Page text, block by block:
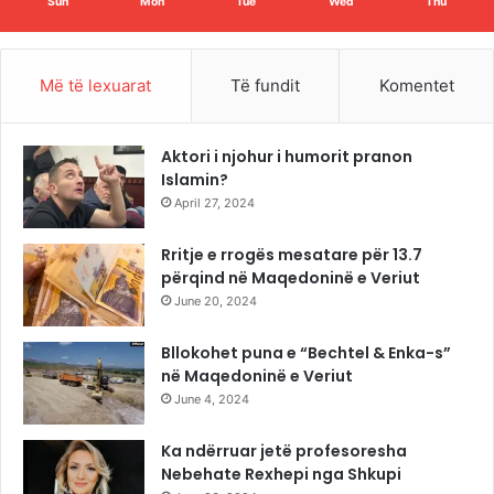
Më të lexuarat Të fundit Komentet
Aktori i njohur i humorit pranon
Islamin?
April 27, 2024
Rritje e rrogës mesatare për 13.7
përqind në Maqedoninë e Veriut
June 20, 2024
Bllokohet puna e “Bechtel & Enka-s”
në Maqedoninë e Veriut
June 4, 2024
Ka ndërruar jetë profesoresha
Nebehate Rexhepi nga Shkupi